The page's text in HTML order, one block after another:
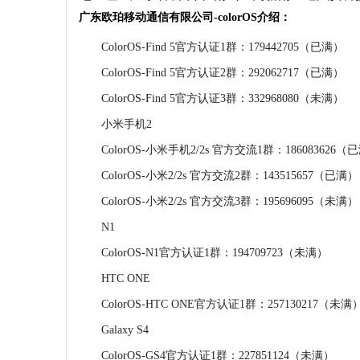
广东欧珀移动通信有限公司-colorOS介绍：
ColorOS-Find 5官方认证1群：179442705（已满）
ColorOS-Find 5官方认证2群：292062717（已满）
ColorOS-Find 5官方认证3群：332968080（未满）
小米手机2
ColorOS-小米手机2/2s 官方交流1群：186083626（已
ColorOS-小米2/2s 官方交流2群：143515657（已满）
ColorOS-小米2/2s 官方交流3群：195696095（未满）
N1
ColorOS-N1官方认证1群：194709723（未满）
HTC ONE
ColorOS-HTC ONE官方认证1群：257130217（未满）
Galaxy S4
ColorOS-GS4官方认证1群：227851124（未满）